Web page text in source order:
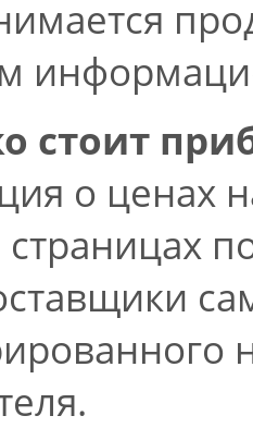
стоит
о ценах
страницах